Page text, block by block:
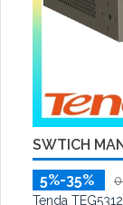
SWTICH
5%-35%
Tenda